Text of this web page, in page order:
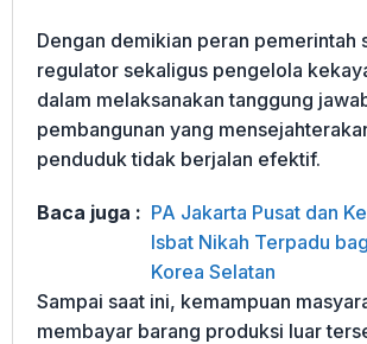
Dengan demikian peran pemerintah
regulator sekaligus pengelola
dalam melaksanakan tanggung
pembangunan yang
penduduk tidak berjalan efektif.
Baca juga : PA Jakarta Pusat dan
Isbat Nikah Terpadu
Korea Selatan
Sampai saat ini, kemampuan
membayar barang produksi luar